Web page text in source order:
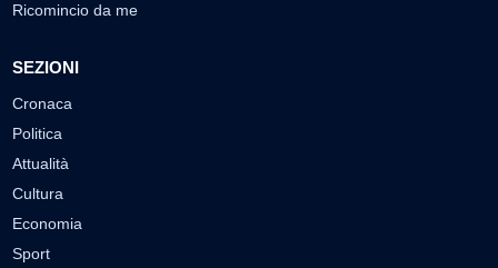
Ricomincio da me
SEZIONI
Cronaca
Politica
Attualità
Cultura
Economia
Sport